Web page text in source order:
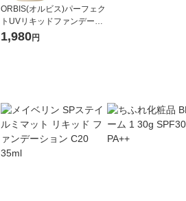
ORBIS(オルビス)パーフェク
トUVリキッドファンデーシ
ョン(パフ無)ナチュラル03 3
0mL SPF50PA++++
1,980円